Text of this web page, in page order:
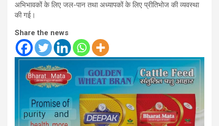
अभिभावकों के लिए जल-पान तथा अध्यापकों के लिए प्रीतिभोज की व्यवस्था
की गई।
Share the news